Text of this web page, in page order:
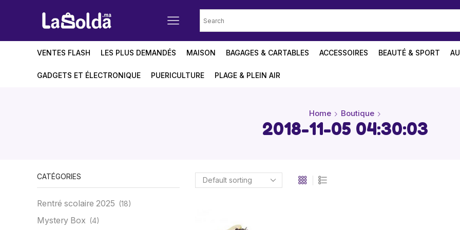
VENTES FLASH LES PLUS DEMANDÉS MAISON BAGAGES & CARTABLES ACCESSOIRES BEAUTÉ & SPORT
GADGETS ET ÉLECTRONIQUE PUERICULTURE PLAGE & PLEIN AIR
Home Boutique
2018-11-05 04:30:03
CATÉGORIES
Rentré scolaire 2025 (18)
Mystery Box (4)